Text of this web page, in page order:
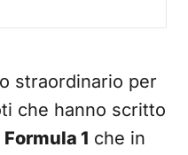
straordinario per
che hanno scritto
Formula 1 che in